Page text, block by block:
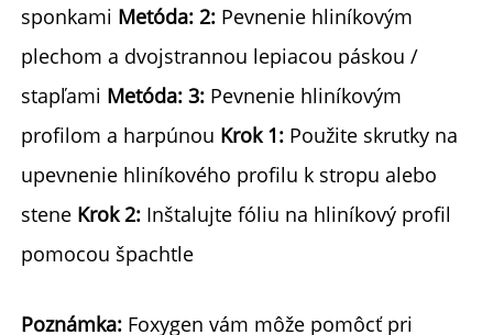
sponkami Metóda: 2: Pevnenie hliníkovým
plechom a dvojstrannou lepiacou páskou /
stapľami Metóda: 3: Pevnenie hliníkovým
profilom a harpúnou Krok 1: Použite skrutky na
upevnenie hliníkového profilu k stropu alebo
stene Krok 2: Inštalujte fóliu na hliníkový profil
pomocou špachtle
Poznámka: Foxygen vám môže pomôcť pri